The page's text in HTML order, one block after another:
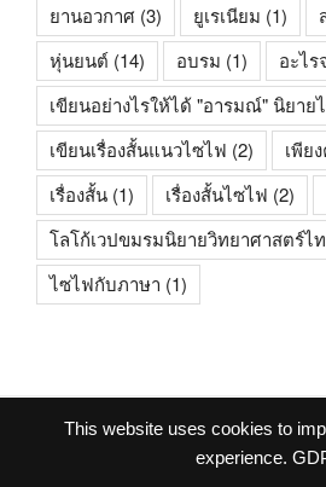
This website uses cookies to
experience.
ยานอวกาศ (3) ยูเรเนียม (1)
หุ่นยนต์ (14) อบรม (1) อะไร
เขียนอย่างไรให้ได้ "อารมณ์" นิยาย
เขียนเรื่องสั้นแนวไซไฟ (2) เพีย
เรื่องสั้น (1) เรื่องสั้นไซไฟ (2)
โลโก้เวปขมรมนิยายวิทยาศาสตร์ไ
ไซไฟกับภาษา (1)